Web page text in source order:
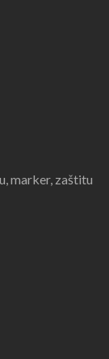
marker, zaštitu